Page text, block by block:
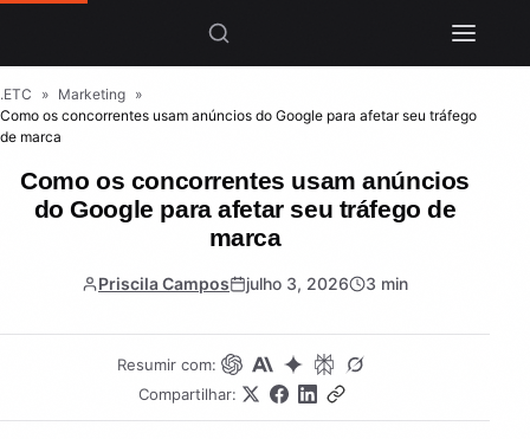
.ETC » Marketing »
Como os concorrentes usam anúncios do Google para afetar seu tráfego
de marca
Como os concorrentes usam anúncios
do Google para afetar seu tráfego de
marca
Priscila Campos julho 3, 2026 3 min
Resumir com:
Compartilhar: